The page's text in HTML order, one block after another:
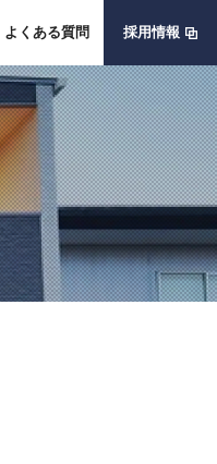
よくある質問 採用情報